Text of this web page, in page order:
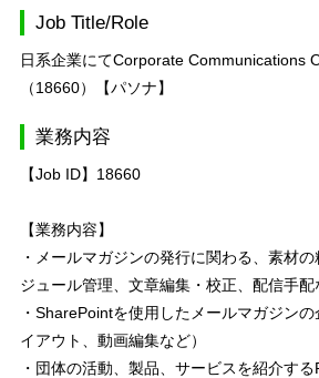
Job Title/Role
日系企業にてCorporate Communications
（18660）【パソナ】
業務内容
【Job ID】18660
【業務内容】
・メールマガジンの発行に関わる、素材
ジュール管理、文章編集・校正、配信手配
・SharePointを使用したメールマガジン
イアウト、動画編集など）
・団体の活動、製品、サービスを紹介す